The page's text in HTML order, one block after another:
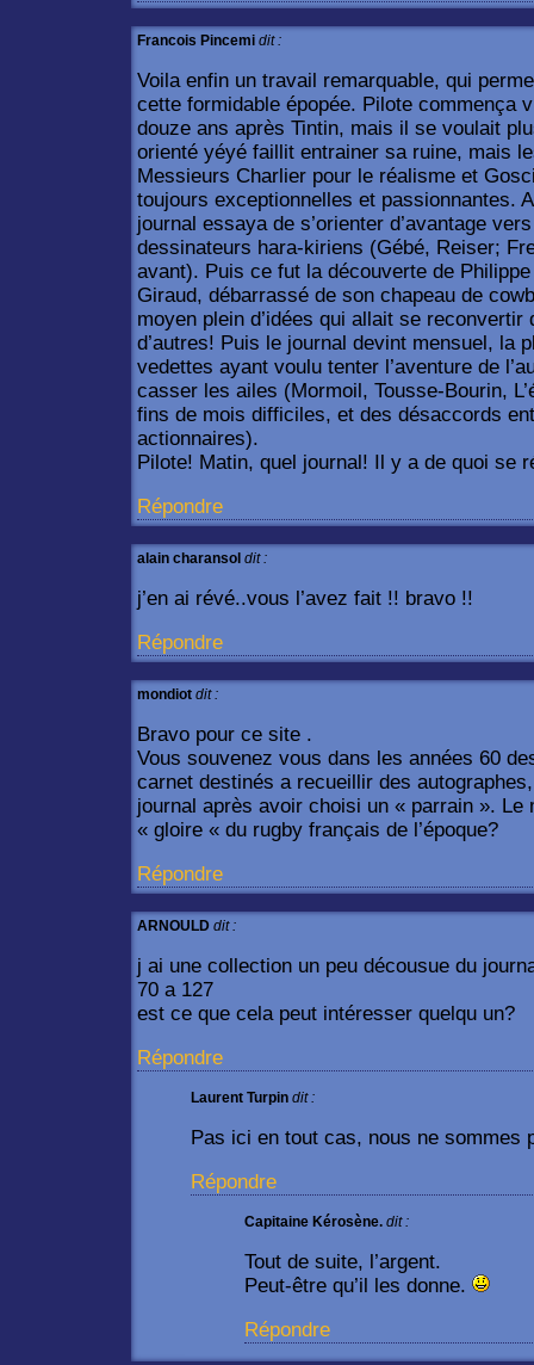
Francois Pincemi dit :
Voila enfin un travail remarquable, qui
cette formidable épopée. Pilote commença
douze ans après Tintin, mais il se voulait
orienté yéyé faillit entrainer sa ruine, mais
Messieurs Charlier pour le réalisme et
toujours exceptionnelles et passionnantes.
journal essaya de s’orienter d’avantage
dessinateurs hara-kiriens (Gébé, Reiser;
avant). Puis ce fut la découverte de
Giraud, débarrassé de son chapeau de
moyen plein d’idées qui allait se
d’autres! Puis le journal devint mensuel, la
vedettes ayant voulu tenter l’aventure de
casser les ailes (Mormoil, Tousse-Bourin,
fins de mois difficiles, et des désaccords
actionnaires).
Pilote! Matin, quel journal! Il y a de quoi se
Répondre
alain charansol dit :
j’en ai révé..vous l’avez fait !! bravo !!
Répondre
mondiot dit :
Bravo pour ce site .
Vous souvenez vous dans les années 60
carnet destinés a recueillir des
journal après avoir choisi un « parrain ». Le
« gloire « du rugby français de l’époque?
Répondre
ARNOULD dit :
j ai une collection un peu décousue du
70 a 127
est ce que cela peut intéresser quelqu un?
Répondre
Laurent Turpin dit :
Pas ici en tout cas, nous ne sommes
Répondre
Capitaine Kérosène. dit :
Tout de suite, l’argent.
Peut-être qu’il les donne.
Répondre